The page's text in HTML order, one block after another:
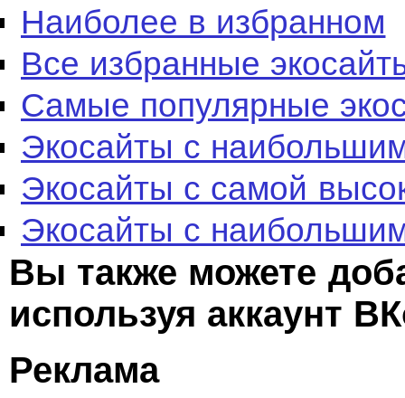
Наиболее в избранном
Все избранные
Самые популярные
Экосайты с
Экосайты с самой
Экосайты с
Вы также можете
используя аккаунт
Реклама